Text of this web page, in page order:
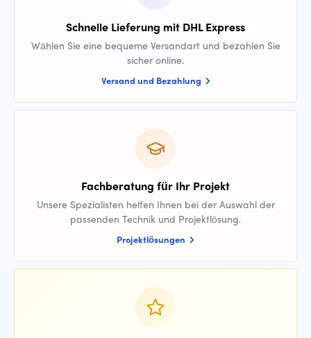
Schnelle Lieferung mit DHL Express
Wählen Sie eine bequeme Versandart und bezahlen Sie
sicher online.
Versand und Bezahlung
Fachberatung für Ihr Projekt
Unsere Spezialisten helfen Ihnen bei der Auswahl der
passenden Technik und Projektlösung.
Projektlösungen